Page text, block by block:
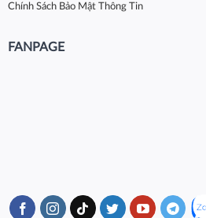
Chính Sách Bảo Mật Thông Tin
FANPAGE